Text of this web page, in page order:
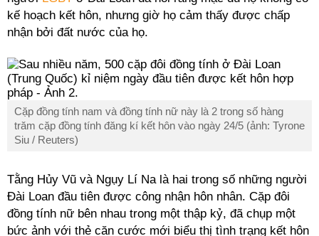
kế hoạch kết hôn, nhưng giờ họ cảm thấy được chấp
nhận bởi đất nước của họ.
Cặp đồng tính nam và đồng tính nữ này là 2 trong số hàng
trăm cặp đồng tính đăng kí kết hôn vào ngày 24/5 (ảnh: Tyrone
Siu / Reuters)
Tằng Hủy Vũ và Ngụy Lí Na là hai trong số những người
Đài Loan đầu tiên được công nhận hôn nhân. Cặp đôi
đồng tính nữ bên nhau trong một thập kỷ, đã chụp một
bức ảnh với thẻ căn cước mới biểu thị tình trạng kết hôn